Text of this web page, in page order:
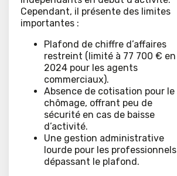
Cependant, il présente des limites
importantes :
Plafond de chiffre d’affaires
restreint (limité à 77 700 € en
2024 pour les agents
commerciaux).
Absence de cotisation pour le
chômage, offrant peu de
sécurité en cas de baisse
d’activité.
Une gestion administrative
lourde pour les professionnels
dépassant le plafond.